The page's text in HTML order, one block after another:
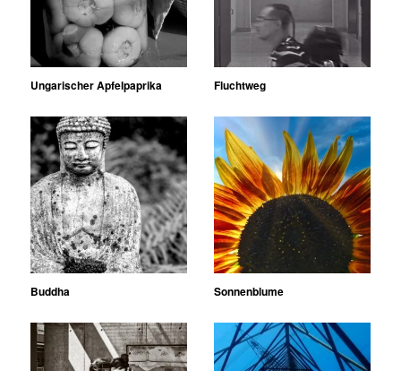
Ungarischer Apfelpaprika Fluchtweg
Buddha Sonnenblume